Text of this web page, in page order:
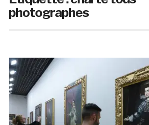
photographes